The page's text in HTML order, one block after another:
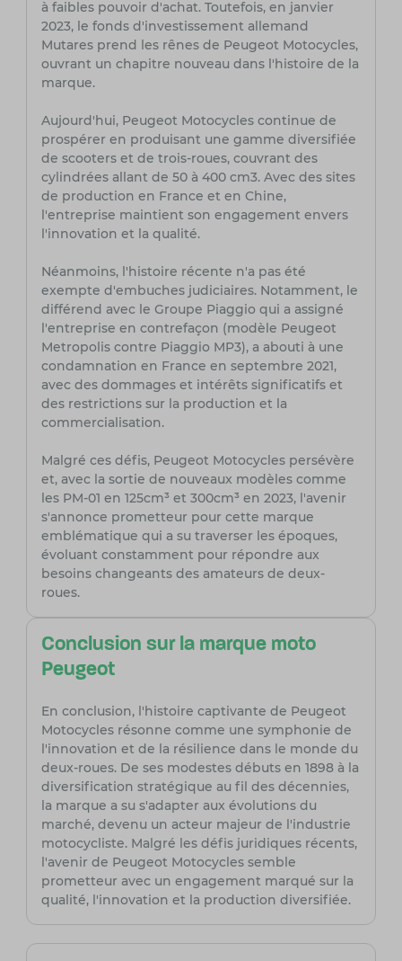
à faibles pouvoir d'achat. Toutefois, en janvier
2023, le fonds d'investissement allemand
Mutares prend les rênes de Peugeot Motocycles,
ouvrant un chapitre nouveau dans l'histoire de la
marque.
Aujourd'hui, Peugeot Motocycles continue de
prospérer en produisant une gamme diversifiée
de scooters et de trois-roues, couvrant des
cylindrées allant de 50 à 400 cm3. Avec des sites
de production en France et en Chine,
l'entreprise maintient son engagement envers
l'innovation et la qualité.
Néanmoins, l'histoire récente n'a pas été
exempte d'embuches judiciaires. Notamment, le
différend avec le Groupe Piaggio qui a assigné
l'entreprise en contrefaçon (modèle Peugeot
Metropolis contre Piaggio MP3), a abouti à une
condamnation en France en septembre 2021,
avec des dommages et intérêts significatifs et
des restrictions sur la production et la
commercialisation.
Malgré ces défis, Peugeot Motocycles persévère
et, avec la sortie de nouveaux modèles comme
les PM-01 en 125cm³ et 300cm³ en 2023, l'avenir
s'annonce prometteur pour cette marque
emblématique qui a su traverser les époques,
évoluant constamment pour répondre aux
besoins changeants des amateurs de deux-
roues.
Conclusion sur la marque moto
Peugeot
En conclusion, l'histoire captivante de Peugeot
Motocycles résonne comme une symphonie de
l'innovation et de la résilience dans le monde du
deux-roues. De ses modestes débuts en 1898 à la
diversification stratégique au fil des décennies,
la marque a su s'adapter aux évolutions du
marché, devenu un acteur majeur de l'industrie
motocycliste. Malgré les défis juridiques récents,
l'avenir de Peugeot Motocycles semble
prometteur avec un engagement marqué sur la
qualité, l'innovation et la production diversifiée.